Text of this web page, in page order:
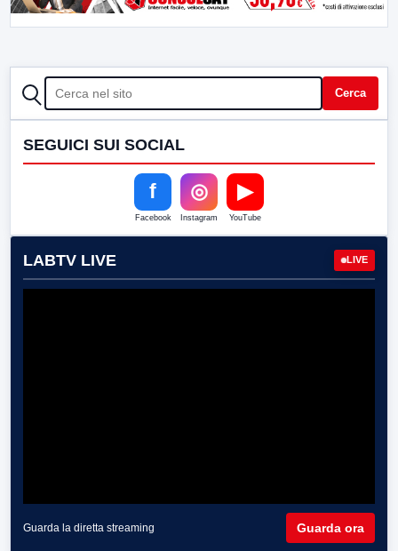
CERCA Cerca
SEGUICI SUI SOCIAL
f
Facebook
◎
Instagram
▶
YouTube
LABTV LIVE LIVE
Guarda la diretta streaming Guarda ora